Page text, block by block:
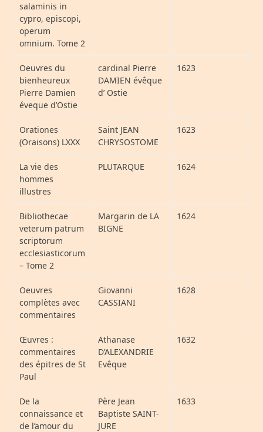
salaminis in
cypro, episcopi,
operum
omnium. Tome 2
Oeuvres du
bienheureux
Pierre Damien
éveque d’Ostie
cardinal Pierre
DAMIEN évêque
d’ Ostie
1623
Orationes
(Oraisons) LXXX
Saint JEAN
CHRYSOSTOME
1623
La vie des
hommes
illustres
PLUTARQUE 1624
Bibliothecae
veterum patrum
scriptorum
ecclesiasticorum
– Tome 2
Margarin de LA
BIGNE
1624
Oeuvres
complètes avec
commentaires
Giovanni
CASSIANI
1628
Œuvres :
commentaires
des épitres de St
Paul
Athanase
D’ALEXANDRIE
Evêque
1632
De la
connaissance et
de l’amour du
Père Jean
Baptiste SAINT-
JURE
1633